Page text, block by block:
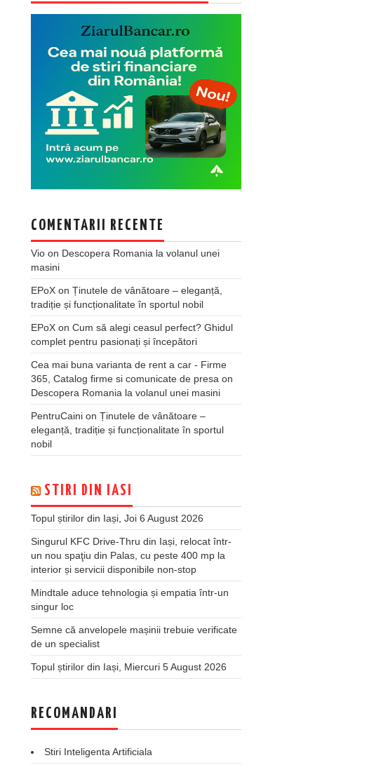
COMENTARII RECENTE
Vio on Descopera Romania la volanul unei
masini
EPoX on Ținutele de vânătoare – eleganță,
tradiție și funcționalitate în sportul nobil
EPoX on Cum să alegi ceasul perfect? Ghidul
complet pentru pasionați și începători
Cea mai buna varianta de rent a car - Firme
365, Catalog firme si comunicate de presa on
Descopera Romania la volanul unei masini
PentruCaini on Ținutele de vânătoare –
eleganță, tradiție și funcționalitate în sportul
nobil
STIRI DIN IASI
Topul știrilor din Iași, Joi 6 August 2026
Singurul KFC Drive-Thru din Iași, relocat într-
un nou spaţiu din Palas, cu peste 400 mp la
interior și servicii disponibile non-stop
Mindtale aduce tehnologia și empatia într-un
singur loc
Semne că anvelopele mașinii trebuie verificate
de un specialist
Topul știrilor din Iași, Miercuri 5 August 2026
RECOMANDARI
Stiri Inteligenta Artificiala